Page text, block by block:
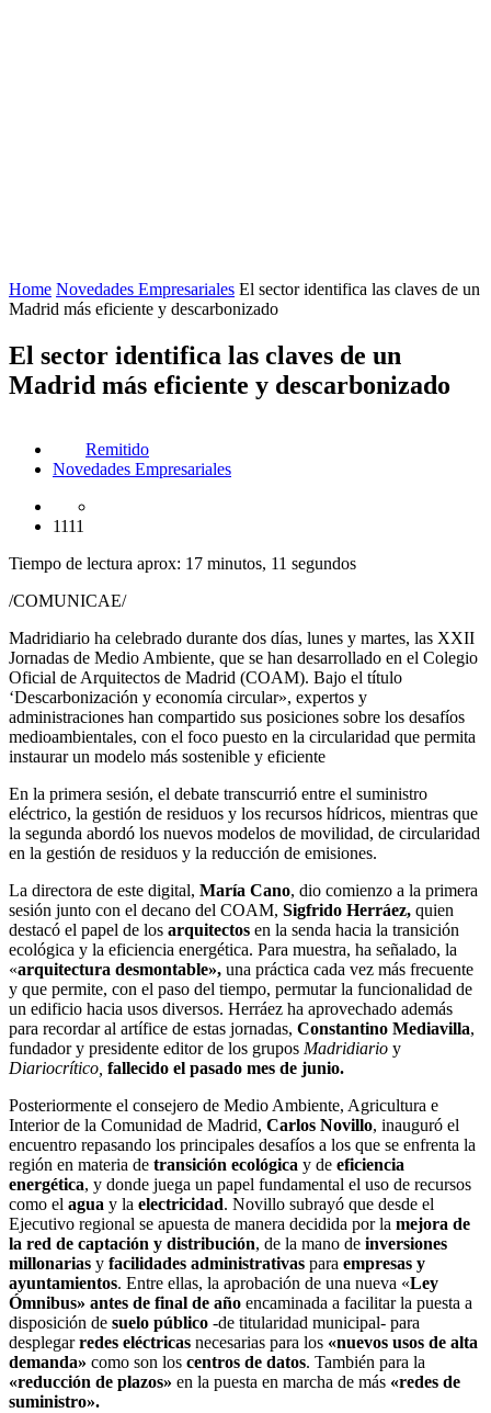
Home Novedades Empresariales El sector identifica las claves de un
Madrid más eficiente y descarbonizado
El sector identifica las claves de un
Madrid más eficiente y descarbonizado
Remitido
Novedades Empresariales
1111
Tiempo de lectura aprox: 17 minutos, 11 segundos
/COMUNICAE/
Madridiario ha celebrado durante dos días, lunes y martes, las XXII
Jornadas de Medio Ambiente, que se han desarrollado en el Colegio
Oficial de Arquitectos de Madrid (COAM). Bajo el título
‘Descarbonización y economía circular», expertos y
administraciones han compartido sus posiciones sobre los desafíos
medioambientales, con el foco puesto en la circularidad que permita
instaurar un modelo más sostenible y eficiente
En la primera sesión, el debate transcurrió entre el suministro
eléctrico, la gestión de residuos y los recursos hídricos, mientras que
la segunda abordó los nuevos modelos de movilidad, de circularidad
en la gestión de residuos y la reducción de emisiones.
La directora de este digital, María Cano, dio comienzo a la primera
sesión junto con el decano del COAM, Sigfrido Herráez, quien
destacó el papel de los arquitectos en la senda hacia la transición
ecológica y la eficiencia energética. Para muestra, ha señalado, la
«arquitectura desmontable», una práctica cada vez más frecuente
y que permite, con el paso del tiempo, permutar la funcionalidad de
un edificio hacia usos diversos. Herráez ha aprovechado además
para recordar al artífice de estas jornadas, Constantino Mediavilla,
fundador y presidente editor de los grupos Madridiario y
Diariocrítico, fallecido el pasado mes de junio.
Posteriormente el consejero de Medio Ambiente, Agricultura e
Interior de la Comunidad de Madrid, Carlos Novillo, inauguró el
encuentro repasando los principales desafíos a los que se enfrenta la
región en materia de transición ecológica y de eficiencia
energética, y donde juega un papel fundamental el uso de recursos
como el agua y la electricidad. Novillo subrayó que desde el
Ejecutivo regional se apuesta de manera decidida por la mejora de
la red de captación y distribución, de la mano de inversiones
millonarias y facilidades administrativas para empresas y
ayuntamientos. Entre ellas, la aprobación de una nueva «Ley
Ómnibus» antes de final de año encaminada a facilitar la puesta a
disposición de suelo público -de titularidad municipal- para
desplegarredes eléctricas necesarias para los «nuevos usos de alta
demanda» como son los centros de datos. También para la
«reducción de plazos» en la puesta en marcha de más «redes de
suministro».